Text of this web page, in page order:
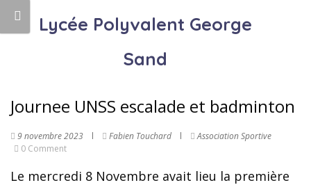
Lycée Polyvalent George
Sand
Journee UNSS escalade et badminton
9 novembre 2023 Fabien Touchard
Association Sportive
0 Comment
Le mercredi 8 Novembre avait lieu la première